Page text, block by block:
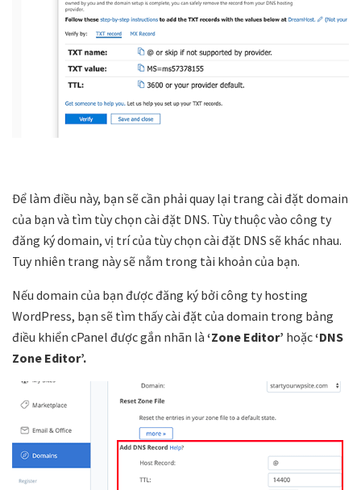
Để làm điều này, bạn sẽ cần phải quay lại trang cài đặt domain
của bạn và tìm tùy chọn cài đặt DNS. Tùy thuộc vào công ty
đăng ký domain, vị trí của tùy chọn cài đặt DNS sẽ khác nhau.
Tuy nhiên trang này sẽ nằm trong tài khoản của bạn.
Nếu domain của bạn được đăng ký bởi công ty hosting
WordPress, bạn sẽ tìm thấy cài đặt của domain trong bảng
điều khiển cPanel được gắn nhãn là ‘Zone Editor’ hoặc‘DNS
Zone Editor’.